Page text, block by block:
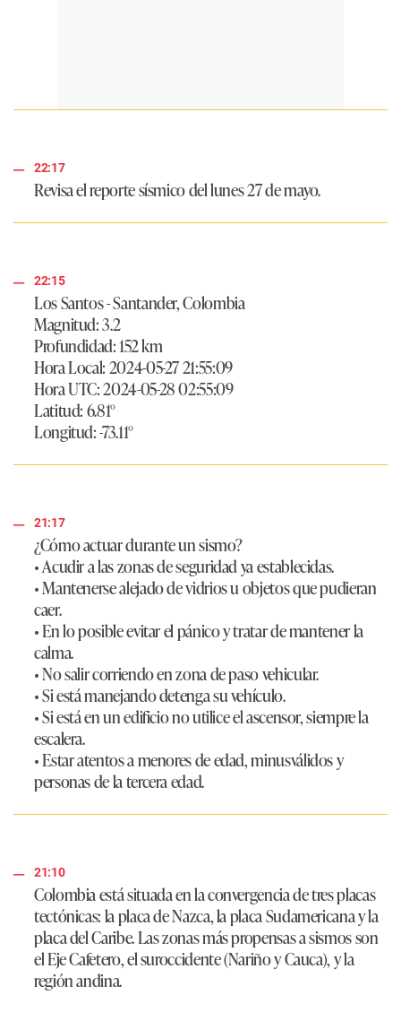
22:17
Revisa el reporte sísmico del lunes 27 de mayo.
22:15
Los Santos - Santander, Colombia
Magnitud: 3.2
Profundidad: 152 km
Hora Local: 2024-05-27 21:55:09
Hora UTC: 2024-05-28 02:55:09
Latitud: 6.81°
Longitud: -73.11°
21:17
¿Cómo actuar durante un sismo?
• Acudir a las zonas de seguridad ya establecidas.
• Mantenerse alejado de vidrios u objetos que pudieran
caer.
• En lo posible evitar el pánico y tratar de mantener la
calma.
• No salir corriendo en zona de paso vehicular.
• Si está manejando detenga su vehículo.
• Si está en un edificio no utilice el ascensor, siempre la
escalera.
• Estar atentos a menores de edad, minusválidos y
personas de la tercera edad.
21:10
Colombia está situada en la convergencia de tres placas
tectónicas:la placa de Nazca, la placa Sudamericana y la
placa del Caribe.Las zonas más propensas a sismos son
el Eje Cafetero, el suroccidente (Nariño y Cauca), y la
región andina.